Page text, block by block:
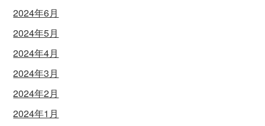
2024年6月
2024年5月
2024年4月
2024年3月
2024年2月
2024年1月